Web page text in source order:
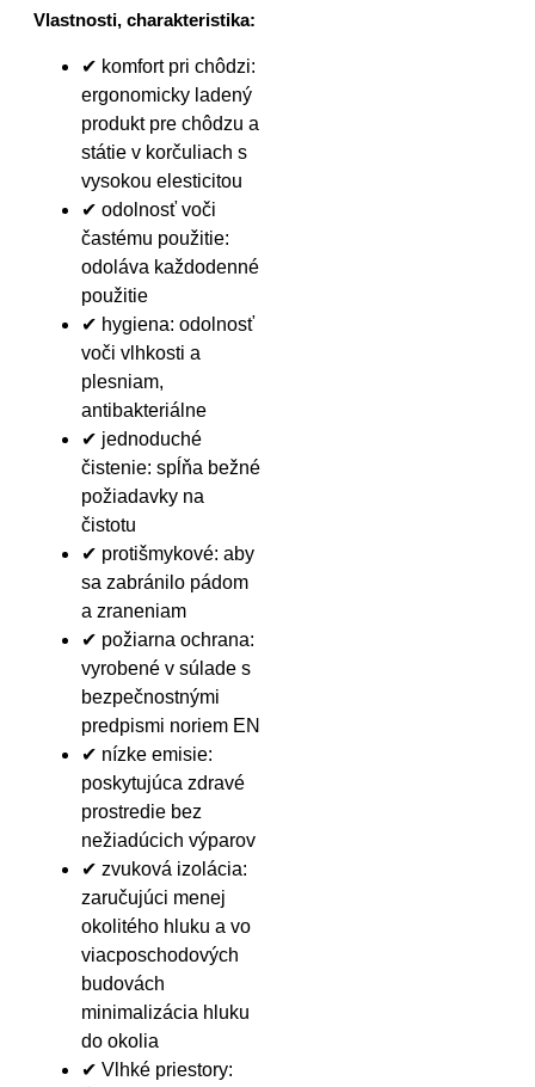
Vlastnosti, charakteristika:
✔ komfort pri chôdzi:
ergonomicky ladený
produkt pre chôdzu a
státie v korčuliach s
vysokou elesticitou
✔ odolnosť voči
častému použitie:
odoláva každodenné
použitie
✔ hygiena: odolnosť
voči vlhkosti a
plesniam,
antibakteriálne
✔ jednoduché
čistenie: spĺňa bežné
požiadavky na
čistotu
✔ protišmykové: aby
sa zabránilo pádom
a zraneniam
✔ požiarna ochrana:
vyrobené v súlade s
bezpečnostnými
predpismi noriem EN
✔ nízke emisie:
poskytujúca zdravé
prostredie bez
nežiadúcich výparov
✔ zvuková izolácia:
zaručujúci menej
okolitého hluku a vo
viacposchodových
budovách
minimalizácia hluku
do okolia
✔ Vlhké priestory: